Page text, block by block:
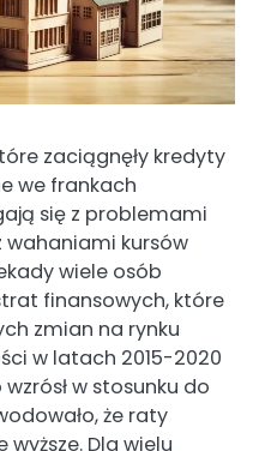
zaciągnęły kredyty
we frankach
się z problemami
wahaniami kursów
wiele osób
finansowych, które
zmian na rynku
w latach 2015-2020
w stosunku do
że raty
wyższe. Dla wielu